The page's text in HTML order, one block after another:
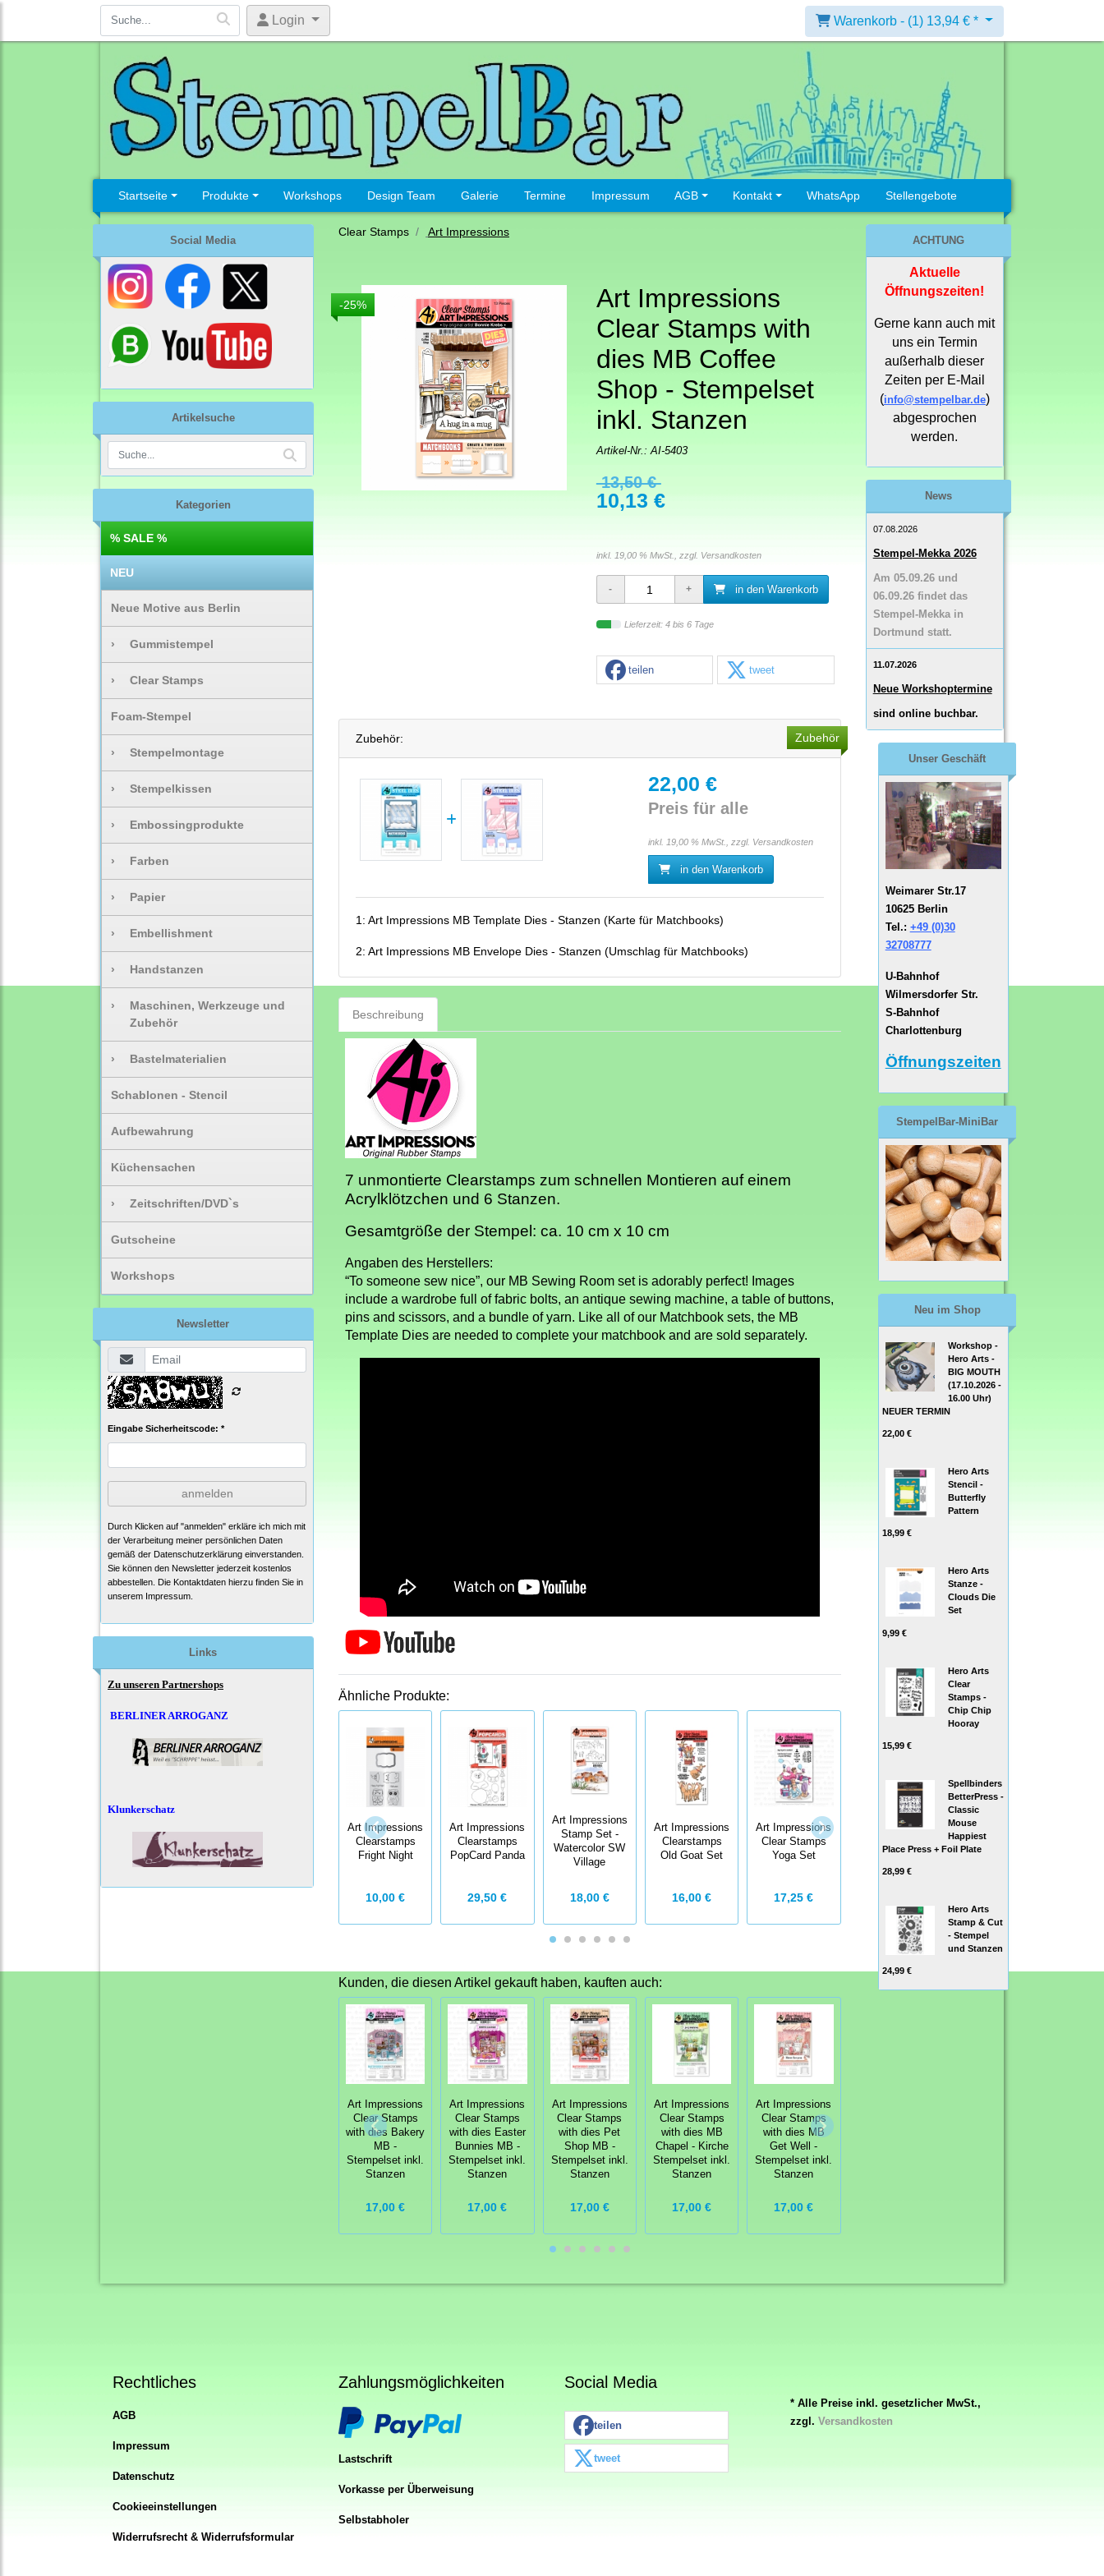
Login Warenkorb - (1) 13,94 € *
Startseite Produkte Workshops Design Team Galerie Termine Impressum AGB Kontakt WhatsApp Stellengebote
Social Media
Artikelsuche
Kategorien
% SALE %
NEU
Neue Motive aus Berlin
› Gummistempel
› Clear Stamps
Foam-Stempel
› Stempelmontage
› Stempelkissen
› Embossingprodukte
› Farben
› Papier
› Embellishment
› Handstanzen
›
Maschinen, Werkzeuge und
Zubehör
› Bastelmaterialien
Schablonen - Stencil
Aufbewahrung
Küchensachen
› Zeitschriften/DVD`s
Gutscheine
Workshops
Newsletter
Eingabe Sicherheitscode: *
anmelden
Durch Klicken auf "anmelden" erkläre ich mich mit
der Verarbeitung meiner persönlichen Daten
gemäß der Datenschutzerklärung einverstanden.
Sie können den Newsletter jederzeit kostenlos
abbestellen. Die Kontaktdaten hierzu finden Sie in
unserem Impressum.
Links
Zu unseren Partnershops
BERLINER ARROGANZ
Klunkerschatz
Clear Stamps Art Impressions
-25%
Art Impressions
Clear Stamps with
dies MB Coffee
Shop - Stempelset
inkl. Stanzen
Artikel-Nr.:AI-5403
13,50 €
10,13 €
inkl. 19,00 % MwSt., zzgl. Versandkosten
in den Warenkorb
Lieferzeit: 4 bis 6 Tage
teilen tweet
Zubehör: Zubehör
22,00 €
Preis für alle
inkl. 19,00 % MwSt., zzgl. Versandkosten
in den Warenkorb
1: Art Impressions MB Template Dies - Stanzen (Karte für Matchbooks)
2: Art Impressions MB Envelope Dies - Stanzen (Umschlag für Matchbooks)
Beschreibung
7 unmontierte Clearstamps zum schnellen Montieren auf einem
Acrylklötzchen und 6 Stanzen.
Gesamtgröße der Stempel: ca. 10 cm x 10 cm
Angaben des Herstellers:
“To someone sew nice”, our MB Sewing Room set is adorably perfect! Images
include a wardrobe full of fabric bolts, an antique sewing machine, a table of buttons,
pins and scissors, and a bundle of yarn. Like all of our Matchbook sets, the MB
Template Dies are needed to complete your matchbook and are sold separately.
Ähnliche Produkte:
Art Impressions
Clearstamps
Fright Night
10,00 €
Art Impressions
Clearstamps
PopCard Panda
29,50 €
Art Impressions
Stamp Set -
Watercolor SW
Village
18,00 €
Art Impressions
Clearstamps
Old Goat Set
16,00 €
Art Impressions
Clear Stamps
Yoga Set
17,25 €
Tree & Star
Art Impressions
Girlfriends Latte
Love Set
Kunden, die diesen Artikel gekauft haben, kauften auch:
Art Impressions
Clear Stamps
with dies Bakery
MB -
Stempelset inkl.
Stanzen
17,00 €
Art Impressions
Clear Stamps
with dies Easter
Bunnies MB -
Stempelset inkl.
Stanzen
17,00 €
Art Impressions
Clear Stamps
with dies Pet
Shop MB -
Stempelset inkl.
Stanzen
17,00 €
Art Impressions
Clear Stamps
with dies MB
Chapel - Kirche
Stempelset inkl.
Stanzen
17,00 €
Art Impressions
Clear Stamps
with dies MB
Get Well -
Stempelset inkl.
Stanzen
17,00 €
ACHTUNG
Aktuelle
Öffnungszeiten!
Gerne kann auch mit
uns ein Termin
außerhalb dieser
Zeiten per E-Mail
(info@stempelbar.de)
abgesprochen
werden.
News
07.08.2026
Stempel-Mekka 2026
Am 05.09.26 und
06.09.26 findet das
Stempel-Mekka in
Dortmund statt.
11.07.2026
Neue Workshoptermine
sind online buchbar.
Unser Geschäft
Weimarer Str.17
10625 Berlin
Tel.: +49 (0)30
32708777
U-Bahnhof
Wilmersdorfer Str.
S-Bahnhof
Charlottenburg
Öffnungszeiten
StempelBar-MiniBar
Neu im Shop
Workshop -
Hero Arts -
BIG MOUTH
(17.10.2026 -
16.00 Uhr)
NEUER TERMIN
22,00 €
Hero Arts
Stencil -
Butterfly
Pattern
18,99 €
Hero Arts
Stanze -
Clouds Die
Set
9,99 €
Hero Arts
Clear
Stamps -
Chip Chip
Hooray
15,99 €
Spellbinders
BetterPress -
Classic
Mouse
Happiest
Place Press + Foil Plate
28,99 €
Hero Arts
Stamp & Cut
- Stempel
und Stanzen
24,99 €
Rechtliches
AGB
Impressum
Datenschutz
Cookieeinstellungen
Widerrufsrecht & Widerrufsformular
Zahlungsmöglichkeiten
Lastschrift
Vorkasse per Überweisung
Selbstabholer
Social Media
teilen
tweet
* Alle Preise inkl. gesetzlicher MwSt.,
zzgl. Versandkosten